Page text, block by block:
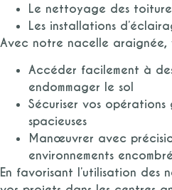
Le nettoyage des
Les installations
Avec notre nacelle araignée,
Accéder facilement à
endommager le sol
Sécuriser vos
spacieuses
Manœuvrer avec
environnements
En favorisant l’utilisation des